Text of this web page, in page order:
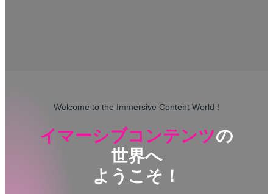
Welcome to the Immersive Content World !
イマーシブコンテンツの
世界へ
ようこそ！